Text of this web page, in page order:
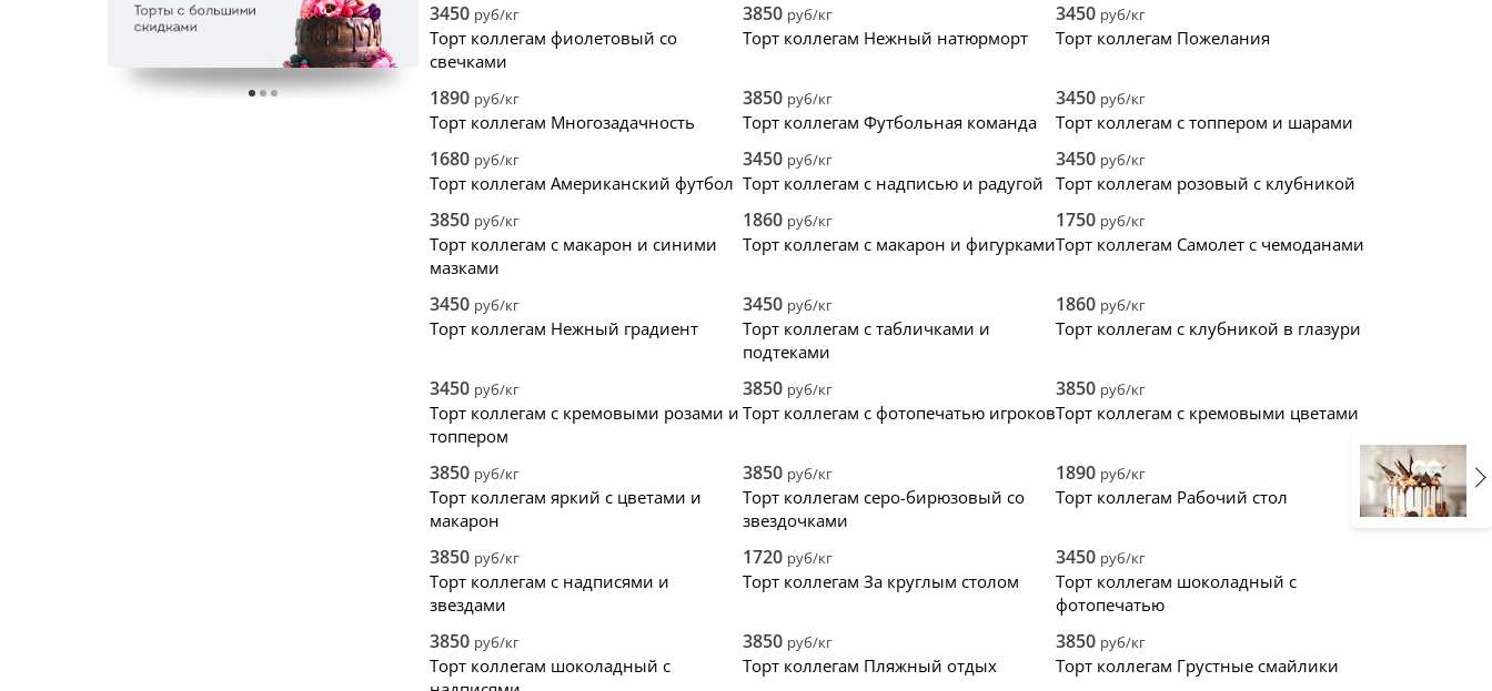
3450 руб/кг
Торт коллегам фиолетовый со
свечками
3850 руб/кг
Торт коллегам Нежный натюрморт
3450 руб/кг
Торт коллегам Пожелания
1890 руб/кг
Торт коллегам Многозадачность
3850 руб/кг
Торт коллегам Футбольная команда
3450 руб/кг
Торт коллегам с топпером и шарами
1680 руб/кг
Торт коллегам Американский футбол
3450 руб/кг
Торт коллегам с надписью и радугой
3450 руб/кг
Торт коллегам розовый с клубникой
3850 руб/кг
Торт коллегам с макарон и синими
мазками
1860 руб/кг
Торт коллегам с макарон и фигурками
1750 руб/кг
Торт коллегам Самолет с чемоданами
3450 руб/кг
Торт коллегам Нежный градиент
3450 руб/кг
Торт коллегам с табличками и
подтеками
1860 руб/кг
Торт коллегам с клубникой в глазури
3450 руб/кг
Торт коллегам с кремовыми розами и
топпером
3850 руб/кг
Торт коллегам с фотопечатью игроков
3850 руб/кг
Торт коллегам с кремовыми цветами
3850 руб/кг
Торт коллегам яркий с цветами и
макарон
3850 руб/кг
Торт коллегам серо-бирюзовый со
звездочками
1890 руб/кг
Торт коллегам Рабочий стол
3850 руб/кг
Торт коллегам с надписями и
звездами
1720 руб/кг
Торт коллегам За круглым столом
3450 руб/кг
Торт коллегам шоколадный с
фотопечатью
3850 руб/кг
Торт коллегам шоколадный с
3850 руб/кг
Торт коллегам Пляжный отдых
3850 руб/кг
Торт коллегам Грустные смайлики